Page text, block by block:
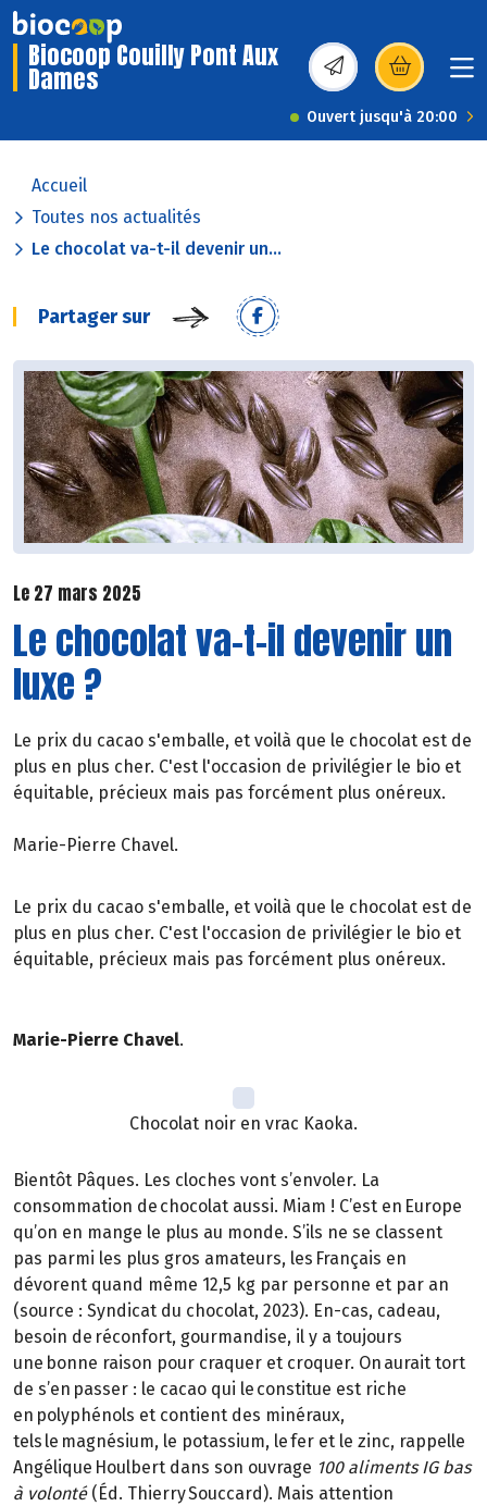
Biocoop Couilly Pont Aux
Dames (s’ouvre dans une
Ouvert jusqu'à 20:00
Accueil
Toutes nos actualités
Le chocolat va-t-il devenir un...
Partager sur
Le 27 mars 2025
Le chocolat va-t-il devenir un
luxe ?
Le prix du cacao s'emballe, et voilà que le chocolat est de
plus en plus cher. C'est l'occasion de privilégier le bio et
équitable, précieux mais pas forcément plus onéreux.
Marie-Pierre Chavel.
Le prix du cacao s'emballe, et voilà que le chocolat est de
plus en plus cher. C'est l'occasion de privilégier le bio et
équitable, précieux mais pas forcément plus onéreux.
Marie-Pierre Chavel.
Chocolat noir en vrac Kaoka.
Bientôt Pâques. Les cloches vont s’envoler. La
consommation de chocolat aussi. Miam ! C’est en Europe
qu’on en mange le plus au monde. S’ils ne se classent
pas parmi les plus gros amateurs, les Français en
dévorent quand même 12,5 kg par personne et par an
(source : Syndicat du chocolat, 2023). En-cas, cadeau,
besoin de réconfort, gourmandise, il y a toujours
une bonne raison pour craquer et croquer. On aurait tort
de s’en passer : le cacao qui le constitue est riche
en polyphénols et contient des minéraux,
tels le magnésium, le potassium, le fer et le zinc, rappelle
Angélique Houlbert dans son ouvrage 100 aliments IG bas
à volonté(Éd. Thierry Souccard). Mais attention